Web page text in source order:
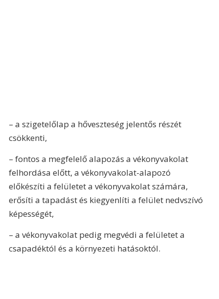
– a szigetelőlap a hőveszteség jelentős részét
csökkenti,
– fontos a megfelelő alapozás a vékonyvakolat
felhordása előtt, a vékonyvakolat-alapozó
előkészíti a felületet a vékonyvakolat számára,
erősíti a tapadást és kiegyenlíti a felület nedvszívó
képességét,
– a vékonyvakolat pedig megvédi a felületet a
csapadéktól és a környezeti hatásoktól.